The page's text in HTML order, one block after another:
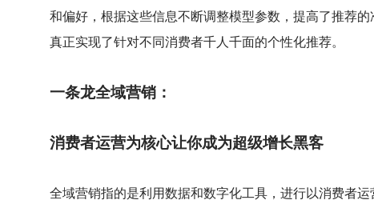
和偏好，根据这些信息不断调整模型参数，提高了推荐
真正实现了针对不同消费者千人千面的个性化推荐。
一条龙全域营销：
消费者运营为核心让你成为超级增长黑客
全域营销指的是利用数据和数字化工具，进行以消费者运